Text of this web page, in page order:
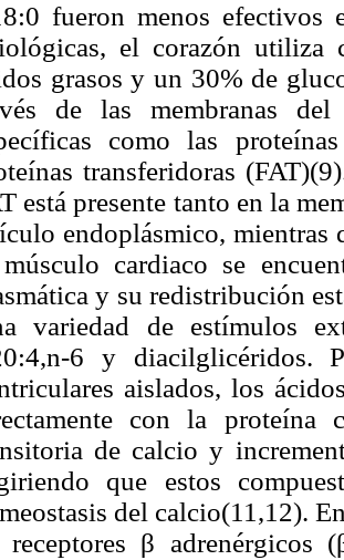
fueron menos efectivos
el corazón utiliza
grasos y un 30% de
de las membranas
como las
transferidoras
está presente tanto en la
endoplásmico, mientras
cardiaco se
y su redistribución
variedad de estímulos
6 y diacilglicéridos.
aislados, los
con la proteína
de calcio y
que estos
del calcio(11,12).
receptores β adrenérgicos